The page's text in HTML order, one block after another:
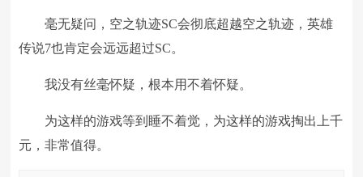
毫无疑问，空之轨迹SC会彻底超越空之轨迹，英雄
传说7也肯定会远远超过SC。
我没有丝毫怀疑，根本用不着怀疑。
为这样的游戏等到睡不着觉，为这样的游戏掏出上千
元，非常值得。